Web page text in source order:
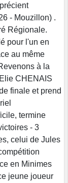
- Mouzillon) .
Régionale.
pour l'un en
au même
à la
CHENAIS
finale et prend
termine
- 3
celui de Jules
en Minimes
jeune joueur